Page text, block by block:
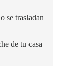
se trasladan
de tu casa